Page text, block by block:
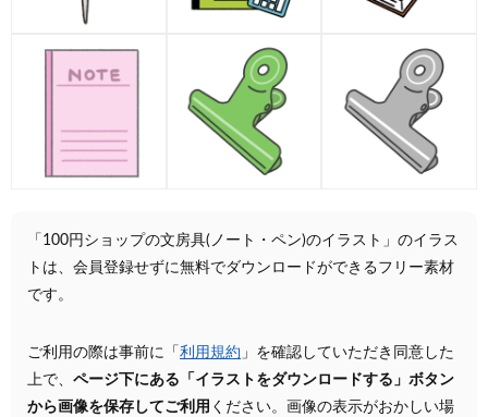
「100円ショップの文房具(ノート・ペン)のイラスト」のイラス
トは、会員登録せずに無料でダウンロードができるフリー素材
です。
ご利用の際は事前に「 利用規約 」を確認していただき同意した
上で、 ページ下にある「イラストをダウンロードする」ボタン
から画像を保存してご利用 ください。画像の表示がおかしい場